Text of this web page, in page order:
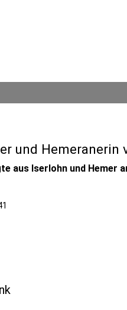
und Hemeranerin
aus Iserlohn und Hemer